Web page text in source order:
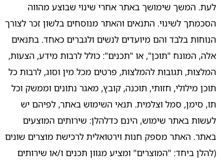
לעת. המשך שימושך באתר אחרי שינוי שבוצע מהווה
הסכמתך לשינוי. התנאים והאתר מנוסחים בלשון זכר לצורך
הנוחות בלבד והם מיועדים לנשים ולגברים כאחד. בתנאים
אלה, המונח "תוכן", או "תכנים": כולל לרבות מידע, הצעות,
המלצות, תגובות להמלצות, פרטים מכל מין וסוג, לרבות כל
תוכן מילולי, חזותי, תוכנה, קובץ, מאגר נתונים וממשק וכל
תו, סימן, סמל וצלמית. תנאי השימוש באתר, לפיהם יש
לעשות באתר שימוש, הינם כדלהלן: שירותים המוצעים
באתר. האתר מספק חנות וירטואלית לרכישת מוצרים שונים
(להלן ביחד: "המוצרים" ומציע מגוון תכנים ו/או שירותים